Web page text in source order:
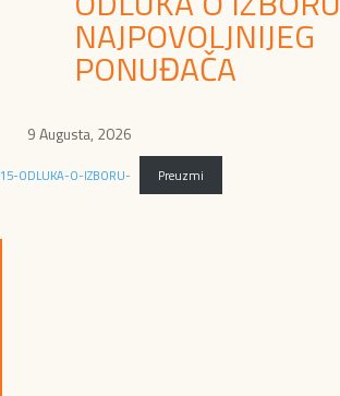
NAJPOVOLJNIJEG
PONUĐAČA
9 Augusta, 2026
15-ODLUKA-O-IZBORU- Preuzmi